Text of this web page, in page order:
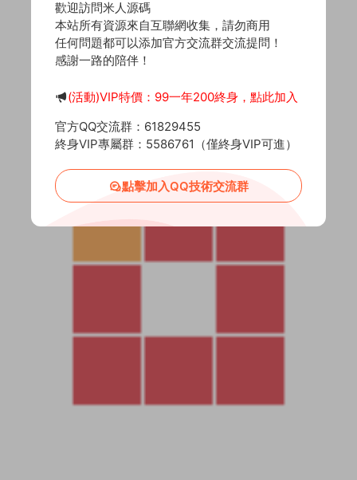
歡迎訪問米人源碼
本站所有資源來自互聯網收集，請勿商用
任何問題都可以添加官方交流群交流提問！
感謝一路的陪伴！
(活動)VIP特價：99一年200終身，點此加入
官方QQ交流群：61829455
終身VIP專屬群：5586761（僅終身VIP可進）
點擊加入QQ技術交流群